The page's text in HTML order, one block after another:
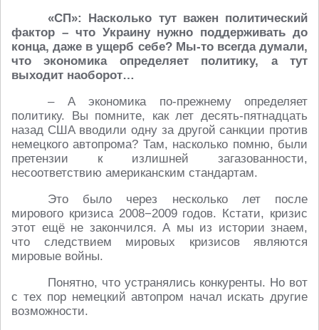
«СП»: Насколько тут важен политический
фактор – что Украину нужно поддерживать до
конца, даже в ущерб себе? Мы-то всегда думали,
что экономика определяет политику, а тут
выходит наоборот…
– А экономика по-прежнему определяет
политику. Вы помните, как лет десять-пятнадцать
назад США вводили одну за другой санкции против
немецкого автопрома? Там, насколько помню, были
претензии к излишней загазованности,
несоответствию американским стандартам.
Это было через несколько лет после
мирового кризиса 2008−2009 годов. Кстати, кризис
этот ещё не закончился. А мы из истории знаем,
что следствием мировых кризисов являются
мировые войны.
Понятно, что устранялись конкуренты. Но вот
с тех пор немецкий автопром начал искать другие
возможности.